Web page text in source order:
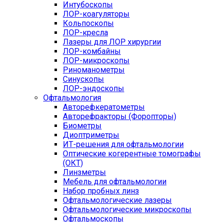
Интубоскопы
ЛОР-коагуляторы
Кольпоскопы
ЛОР-кресла
Лазеры для ЛОР хирургии
ЛОР-комбайны
ЛОР-микроскопы
Риноманометры
Синускопы
ЛОР-эндоскопы
Офтальмология
Авторефкератометры
Авторефракторы (Форопторы)
Биометры
Диоптриметры
ИТ-решения для офтальмологии
Оптические когерентные томографы
(ОКТ)
Линзметры
Мебель для офтальмологии
Набор пробных линз
Офтальмологические лазеры
Офтальмологические микроскопы
Офтальмоскопы